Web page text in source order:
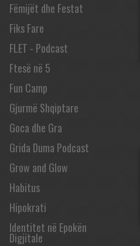
Fëmijët dhe Festat
Fiks Fare
FLET - Podcast
Ftesë në 5
Fun Camp
Gjurmë Shqiptare
Goca dhe Gra
Grida Duma Podcast
Grow and Glow
Habitus
Hipokrati
Identitet në Epokën
Digjitale